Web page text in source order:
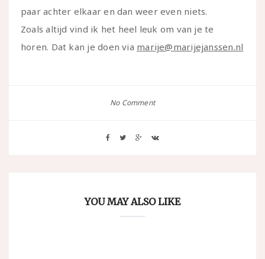
paar achter elkaar en dan weer even niets.
Zoals altijd vind ik het heel leuk om van je te
horen. Dat kan je doen via marije@marijejanssen.nl
No Comment
YOU MAY ALSO LIKE